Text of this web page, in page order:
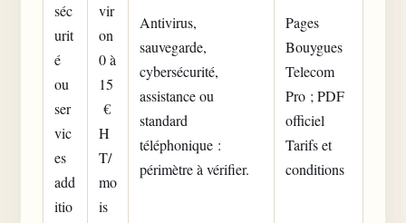
séc
urit
é
ou
ser
vic
es
add
itio
vir
on
0 à
15
€
H
T/
mo
is
Antivirus,
sauvegarde,
cybersécurité,
assistance ou
standard
téléphonique :
périmètre à vérifier.
Pages
Bouygues
Telecom
Pro ; PDF
officiel
Tarifs et
conditions